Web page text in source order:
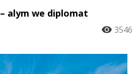
alym we diplomat
3546